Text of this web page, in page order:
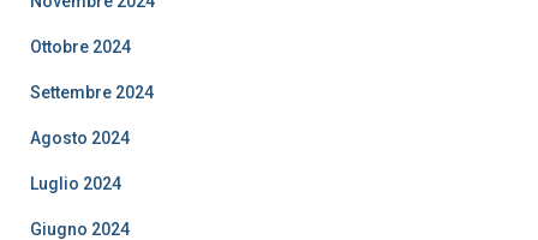
Ottobre 2024
Settembre 2024
Agosto 2024
Luglio 2024
Giugno 2024